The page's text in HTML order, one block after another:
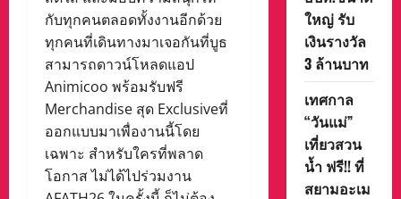
กับทุกคนตลอดทั้งงานอีกด้วย
ทุกคนที่เดินทางมาเจอกันที่บูธ
สามารถดาวน์โหลดแอป
Animicoo พร้อมรับฟรี
Merchandise สุด Exclusiveที่
ออกแบบมาเพื่องานนี้โดย
เฉพาะ สำหรับใครที่พลาด
โอกาส ไม่ได้ไปร่วมงาน
ใหญ่ รับ
เงินรางวัล
3 ล้านบาท
เทศกาล
“วันแม่”
เที่ยวสวน
น้ำ ฟรี!! ที่
สยามอะเม